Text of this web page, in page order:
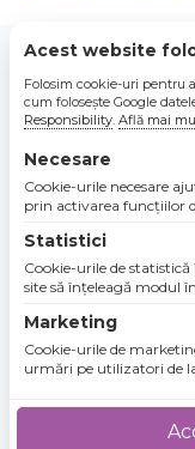
© 2026
Toate preturile sunt
sunt valabile in
Acest website
Folosim cookie-uri pentru
cum folosește Google
Responsibility. Află mai
Necesare
Cookie-urile necesare
prin activarea funcţiilor
Site-ul nu poate
cookie-uri.
Statistici
Cookie-urile de
site să înţeleagă modul
raportarea informaţiilor
Marketing
Cookie-urile de
urmări pe utilizatori de
utilizatorii individuali,
pentru agenţiile de